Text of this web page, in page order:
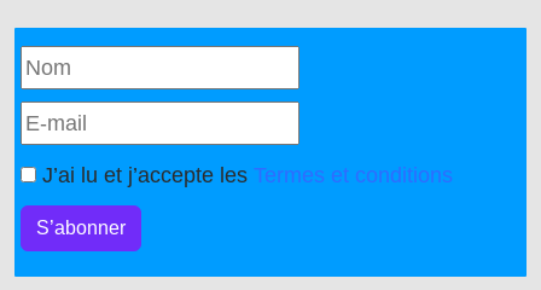
J’ai lu et j’accepte les Termes et conditions
S’abonner